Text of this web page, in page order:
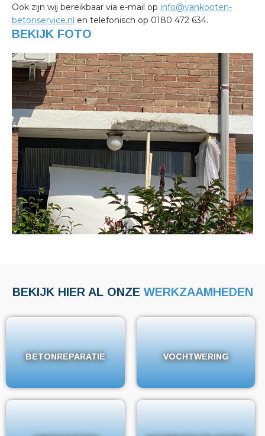
Ook zijn wij bereikbaar via e-mail op info@vankooten-
betonservice.nl en telefonisch op 0180 472 634.
BEKIJK FOTO
BEKIJK HIER AL ONZE WERKZAAMHEDEN
BETONREPARATIE
BETONREPARATIE VOCHTWERING
VOCHTWERING